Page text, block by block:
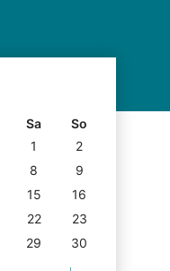
Sa
So
1
2
8
9
15
16
22
23
29
30